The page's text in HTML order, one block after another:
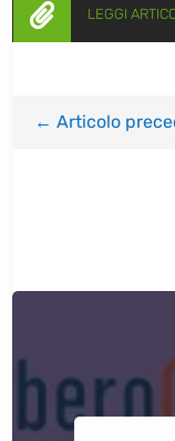
 LEGGI
←Articolo